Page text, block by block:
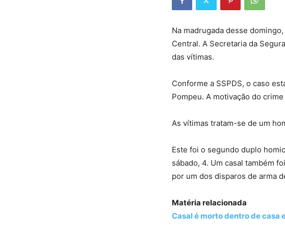
Na madrugada desse
Central. A Secretaria da
das vítimas.
Conforme a SSPDS, o caso
Pompeu. A motivação do
As vítimas tratam-se de um
Este foi o segundo duplo
sábado, 4. Um casal também
por um dos disparos de arma
Matéria relacionada
Casal é morto dentro de casa